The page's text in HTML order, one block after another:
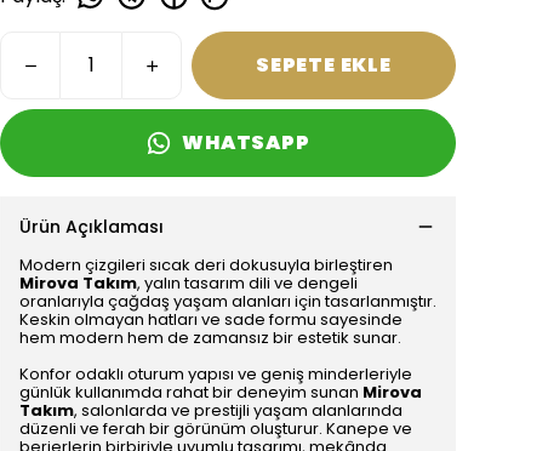
SEPETE EKLE
WHATSAPP
Ürün Açıklaması
Modern çizgileri sıcak deri dokusuyla birleştiren
Mirova Takım, yalın tasarım dili ve dengeli
oranlarıyla çağdaş yaşam alanları için tasarlanmıştır.
Keskin olmayan hatları ve sade formu sayesinde
hem modern hem de zamansız bir estetik sunar.
Konfor odaklı oturum yapısı ve geniş minderleriyle
günlük kullanımda rahat bir deneyim sunan Mirova
Takım, salonlarda ve prestijli yaşam alanlarında
düzenli ve ferah bir görünüm oluşturur. Kanepe ve